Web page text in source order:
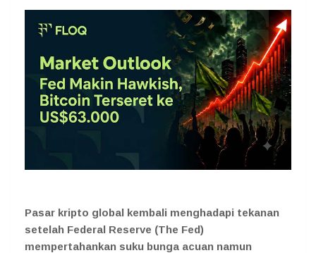
Pasar kripto global kembali menghadapi tekanan
setelah Federal Reserve (The Fed)
mempertahankan suku bunga acuan namun